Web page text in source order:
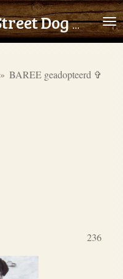
Rudozem Street Dog Rescue
» BAREE geadopteerd ✞
236